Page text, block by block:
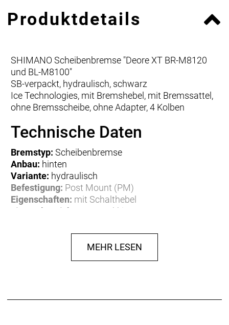
Produktdetails
SHIMANO Scheibenbremse "Deore XT BR-M8120
und BL-M8100"
SB-verpackt, hydraulisch, schwarz
Ice Technologies, mit Bremshebel, mit Bremssattel,
ohne Bremsscheibe, ohne Adapter, 4 Kolben
Technische Daten
Bremstyp: Scheibenbremse
Anbau: hinten
Variante: hydraulisch
Befestigung: Post Mount (PM)
Eigenschaften: mit Schalthebel
Einsatzbereich:
MTB, Trekking
0,32 kg
Herstellerdaten gem. GPSR
EU-Verantwortlicher:
MEHR LESEN